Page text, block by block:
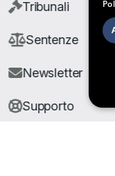
Tribunali
Sentenze
Newsletter
Supporto